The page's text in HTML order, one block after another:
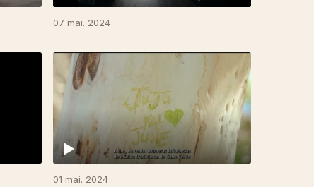
07 mai. 2024
01 mai. 2024